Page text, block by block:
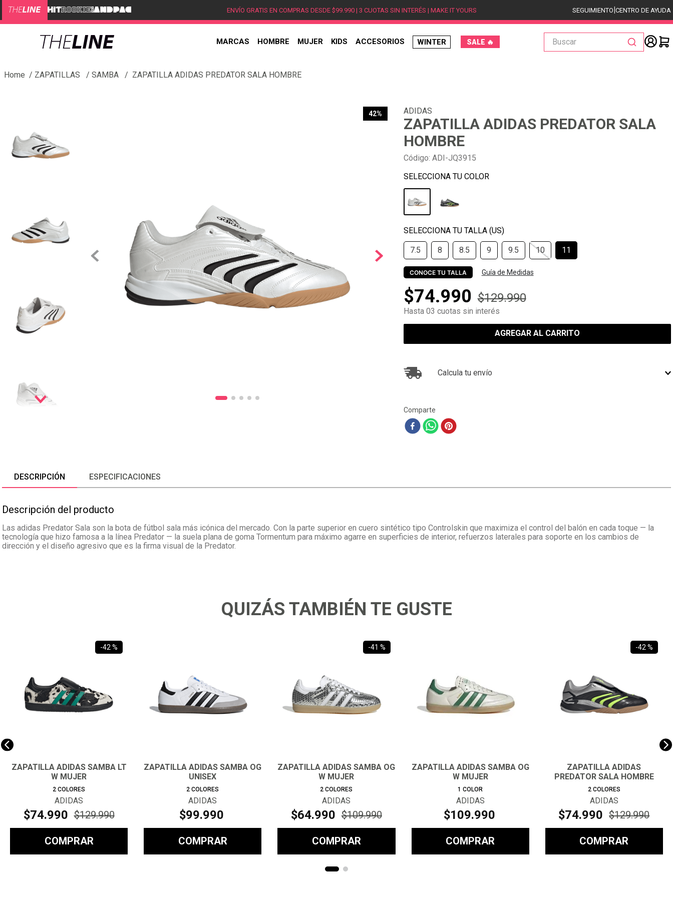
ENVÍO GRATIS EN COMPRAS DESDE $99.990 | 3 CUOTAS SIN INTERÉS | MAKE IT YOURS SEGUIMIENTO|CENTRO DE AYUDA
MARCAS HOMBRE MUJER KIDS ACCESORIOS WINTER SALE 🔥
Buscar
ZAPATILLAS SAMBA ZAPATILLA ADIDAS PREDATOR SALA HOMBRE
42% ADIDAS
ZAPATILLA ADIDAS PREDATOR SALA
HOMBRE
Código: ADI-JQ3915
7.5 8 8.5 9 9.5 10 11
CONOCE TU TALLA Guía de Medidas
$74.990 $129.990
Hasta 03 cuotas sin interés
AGREGAR AL CARRITO
Calcula tu envío
Comparte
DESCRIPCIÓN ESPECIFICACIONES
Descripción del producto
Las adidas Predator Sala son la bota de fútbol sala más icónica del mercado. Con la parte superior en cuero sintético tipo Controlskin que maximiza el control del balón en cada toque — la
tecnología que hizo famosa a la línea Predator — la suela plana de goma Tormentum para máximo agarre en superficies de interior, refuerzos laterales para soporte en los cambios de
dirección y el diseño agresivo que es la firma visual de la Predator.
QUIZÁS TAMBIÉN TE GUSTE
-42 %
ZAPATILLA ADIDAS SAMBA LT
W MUJER
2 COLORES
ADIDAS
$74.990 $129.990
COMPRAR
ZAPATILLA ADIDAS SAMBA OG
UNISEX
2 COLORES
ADIDAS
$99.990
COMPRAR
-41 %
ZAPATILLA ADIDAS SAMBA OG
W MUJER
2 COLORES
ADIDAS
$64.990 $109.990
COMPRAR
ZAPATILLA ADIDAS SAMBA OG
W MUJER
1 COLOR
ADIDAS
$109.990
COMPRAR
-42 %
ZAPATILLA ADIDAS
PREDATOR SALA HOMBRE
2 COLORES
ADIDAS
$74.990 $129.990
COMPRAR